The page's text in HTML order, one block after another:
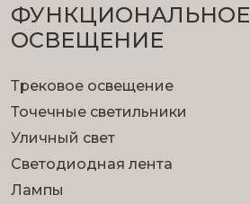
ФУНКЦИОНА­ЛЬНОЕ
ОСВЕЩЕНИЕ
Трековое освещение
Точечные светильники
Уличный свет
Светодиодная лента
Лампы